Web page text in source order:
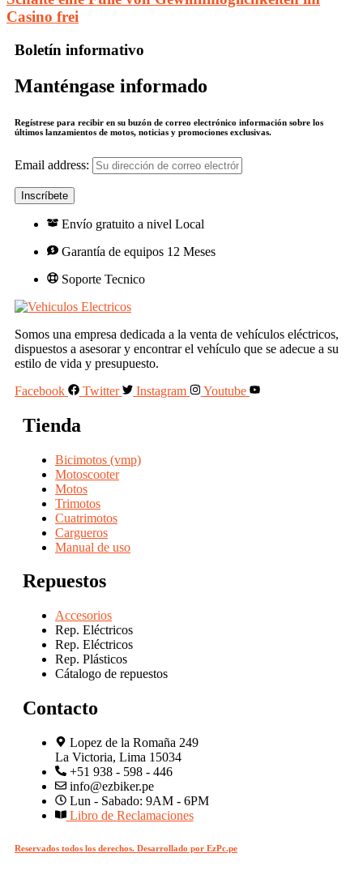
Casino frei
Boletín informativo
Manténgase informado
Regístrese para recibir en su buzón de correo electrónico información sobre los
últimos lanzamientos de motos, noticias y promociones exclusivas.
Email address:
Envío gratuito a nivel Local
Garantía de equipos 12 Meses
Soporte Tecnico
Somos una empresa dedicada a la venta de vehículos eléctricos,
dispuestos a asesorar y encontrar el vehículo que se adecue a su
estilo de vida y presupuesto.
Facebook
Twitter Instagram Youtube
Tienda
Bicimotos (vmp)
Motoscooter
Motos
Trimotos
Cuatrimotos
Cargueros
Manual de uso
Repuestos
Accesorios
Rep. Eléctricos
Rep. Eléctricos
Rep. Plásticos
Cátalogo de repuestos
Contacto
Lopez de la Romaña 249
La Victoria, Lima 15034
+51 938 - 598 - 446
info@ezbiker.pe
Lun - Sabado: 9AM - 6PM
Libro de Reclamaciones
Reservados todos los derechos. Desarrollado por EzPc.pe